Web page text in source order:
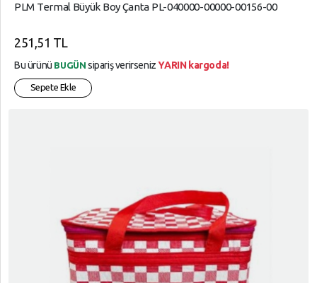
PLM Termal Büyük Boy Çanta PL-040000-00000-00156-00
251,51 TL
Bu ürünü BUGÜN sipariş verirsenizYARIN kargoda!
Sepete Ekle